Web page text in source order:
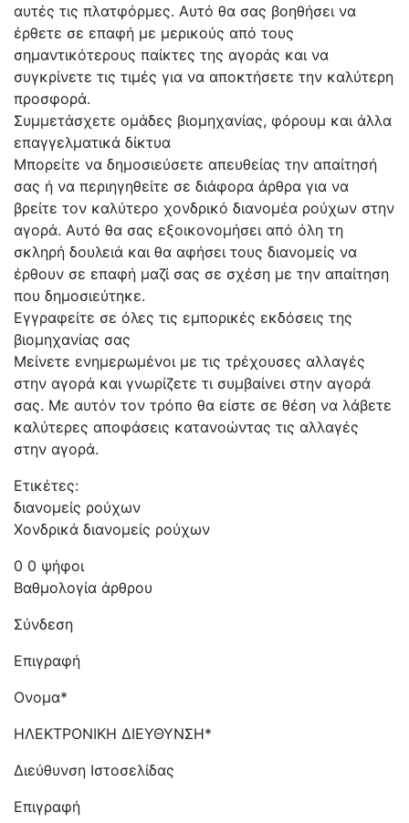
αυτές τις πλατφόρμες. Αυτό θα σας βοηθήσει να
έρθετε σε επαφή με μερικούς από τους
σημαντικότερους παίκτες της αγοράς και να
συγκρίνετε τις τιμές για να αποκτήσετε την καλύτερη
προσφορά.
Συμμετάσχετε ομάδες βιομηχανίας, φόρουμ και άλλα
επαγγελματικά δίκτυα
Μπορείτε να δημοσιεύσετε απευθείας την απαίτησή
σας ή να περιηγηθείτε σε διάφορα άρθρα για να
βρείτε τον καλύτερο χονδρικό διανομέα ρούχων στην
αγορά. Αυτό θα σας εξοικονομήσει από όλη τη
σκληρή δουλειά και θα αφήσει τους διανομείς να
έρθουν σε επαφή μαζί σας σε σχέση με την απαίτηση
που δημοσιεύτηκε.
Εγγραφείτε σε όλες τις εμπορικές εκδόσεις της
βιομηχανίας σας
Μείνετε ενημερωμένοι με τις τρέχουσες αλλαγές
στην αγορά και γνωρίζετε τι συμβαίνει στην αγορά
σας. Με αυτόν τον τρόπο θα είστε σε θέση να λάβετε
καλύτερες αποφάσεις κατανοώντας τις αλλαγές
στην αγορά.
Ετικέτες:
διανομείς ρούχων
Χονδρικά διανομείς ρούχων
0 0 ψήφοι
Βαθμολογία άρθρου
Σύνδεση
Επιγραφή
Ονομα*
ΗΛΕΚΤΡΟΝΙΚΗ ΔΙΕΥΘΥΝΣΗ*
Διεύθυνση Ιστοσελίδας
Επιγραφή